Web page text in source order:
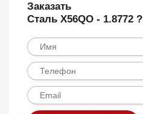
Заказать
Сталь X56QO - 1.8772 ?